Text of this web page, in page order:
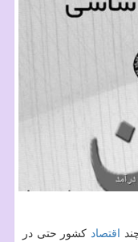
اقتصاد كشور حتی در